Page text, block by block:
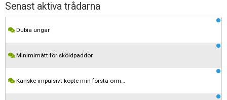
Senast aktiva trådarna
Dubia ungar
Minimimått för sköldpaddor
Kanske impulsivt köpte min första orm…